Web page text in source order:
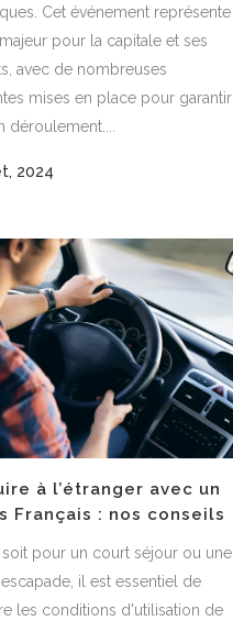
Cet événement représente
pour la capitale et ses
avec de nombreuses
mises en place pour garantir
déroulement....
2024
à l’étranger avec un
Français : nos conseils
soit pour un court séjour ou une
il est essentiel de
les conditions d'utilisation de